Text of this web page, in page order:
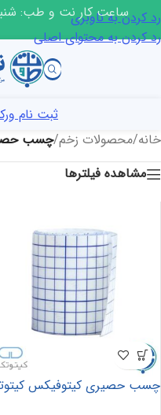
رد کردن به ناوبری
رد کردن به محتوای اصلی
ساعت کار نت و طب: شنبه تا
ثبت نام
خانه/محصولات زخم/چسب
مشاهده فیلترها
چسب حصیری کیتوفیکس